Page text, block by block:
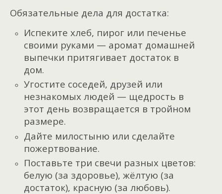
Обязательные дела для достатка:
Испеките хлеб, пирог или печенье
своими руками — аромат домашней
выпечки притягивает достаток в
дом.
Угостите соседей, друзей или
незнакомых людей — щедрость в
этот день возвращается в тройном
размере.
Дайте милостыню или сделайте
пожертвование.
Поставьте три свечи разных цветов:
белую (за здоровье), жёлтую (за
достаток), красную (за любовь).